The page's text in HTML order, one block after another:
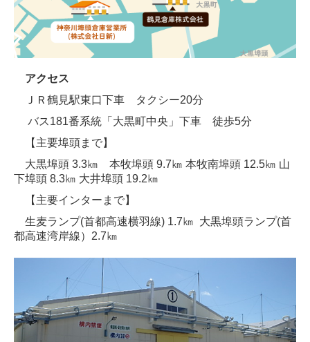
アクセス
ＪＲ鶴見駅東口下車 タクシー20分
バス181番系統「大黒町中央」下車 徒歩5分
【主要埠頭まで】
大黒埠頭 3.3㎞ 本牧埠頭 9.7㎞ 本牧南埠頭 12.5㎞ 山
下埠頭 8.3㎞ 大井埠頭 19.2㎞
【主要インターまで】
生麦ランプ(首都高速横羽線) 1.7㎞ 大黒埠頭ランプ(首
都高速湾岸線）2.7㎞